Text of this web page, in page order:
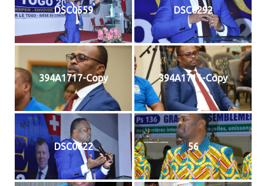
DSC0559 DSC0292
394A1717-Copy 394A1711-Copy
DSC0622 56